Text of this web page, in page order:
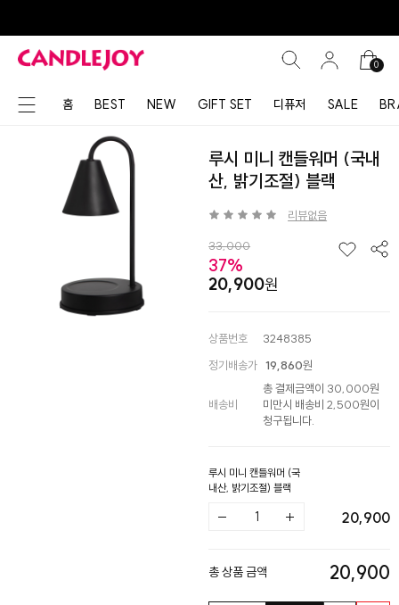
0
홈 BEST NEW GIFT SET 디퓨저 SALE
루시 미니 캔들워머 (국내
산, 밝기조절) 블랙
리뷰없음
33,000
37%
20,900
상품번호
3248385
정기배송가 19,860원
배송비
총 결제금액이 30,000원
미만시 배송비 2,500원이
청구됩니다.
루시 미니 캔들워머 (국
내산, 밝기조절) 블랙
20,900
총 상품 금액 20,900